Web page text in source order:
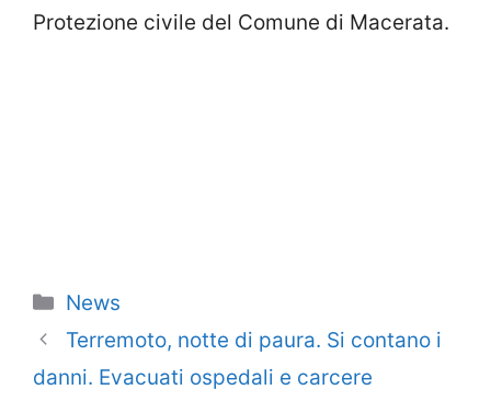
Protezione civile del Comune di Macerata.
Categorie
News
Terremoto, notte di paura. Si contano i
danni. Evacuati ospedali e carcere